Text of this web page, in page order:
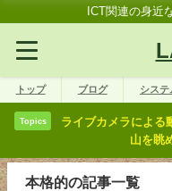
ICT関連の身近
トップ ブログ システ
Topics
ライブカメラによる
山を眺
本格的の記事一覧